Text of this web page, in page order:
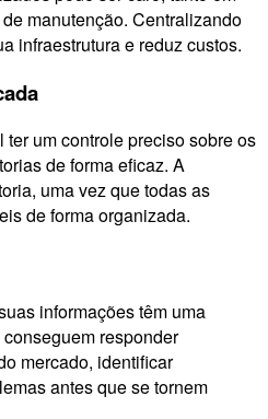
manutenção. Centralizando
infraestrutura e reduz custos.
um controle preciso sobre os
de forma eficaz. A
uma vez que todas as
de forma organizada.
informações têm uma
responder
mercado, identificar
antes que se tornem